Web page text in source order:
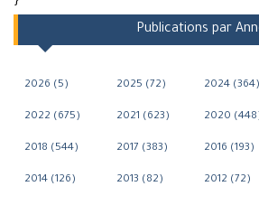
Publications par
2026 (5) 2025 (72) 2024 (364)
2022 (675) 2021 (623) 2020
2018 (544) 2017 (383) 2016 (193)
2014 (126) 2013 (82) 2012 (72)